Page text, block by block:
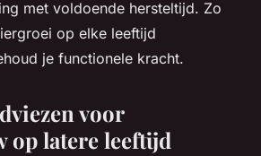
met voldoende hersteltijd. Zo
op elke leeftijd
je functionele kracht.
voor
op latere leeftijd